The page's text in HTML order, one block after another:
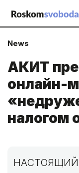
News
АКИТ
онлайн-
налогом